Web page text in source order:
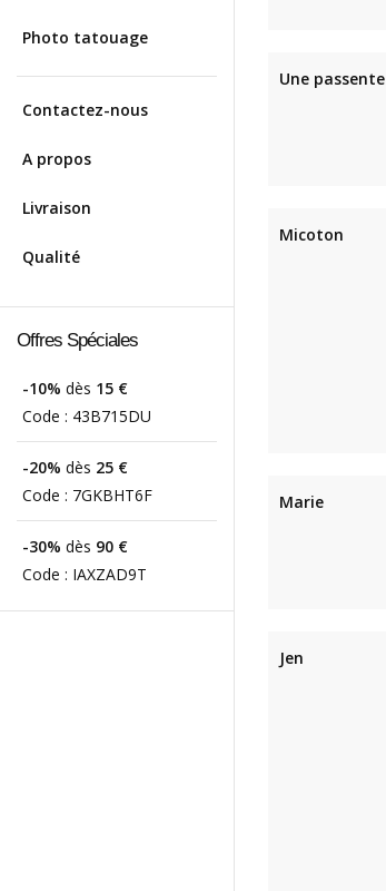
Photo tatouage
Contactez-nous
A propos
Livraison
Qualité
Offres Spéciales
-10% dès 15 €
Code : 43B715DU
-20% dès 25 €
Code : 7GKBHT6F
-30% dès 90 €
Code : IAXZAD9T
Une passente
Micoton
Marie
Jen